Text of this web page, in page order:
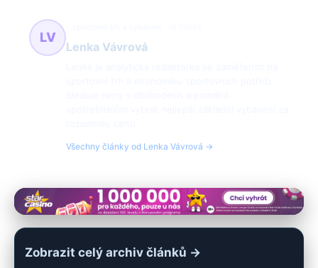
LV
Lenka Vávrová
Všechny články od Lenka Vávrová →
Zobrazit celý archiv článků →